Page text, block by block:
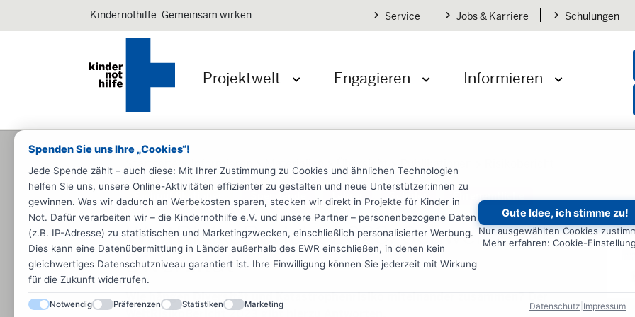
Spenden Sie uns Ihre „Cookies“!
Jede Spende zählt – auch diese: Mit Ihrer Zustimmung zu Cookies und ähnlichen Technologien
helfen Sie uns, unsere Online-Aktivitäten effizienter zu gestalten und neue Unterstützer:innen zu
gewinnen. Was wir dadurch an Werbekosten sparen, stecken wir direkt in Projekte für Kinder in
Not. Dafür verarbeiten wir – die Kindernothilfe e.V. und unsere Partner – personenbezogene Daten
(z.B. IP-Adresse) zu statistischen und Marketingzwecken, einschließlich personalisierter Werbung.
Dies kann eine Datenübermittlung in Länder außerhalb des EWR einschließen, in denen kein
gleichwertiges Datenschutzniveau garantiert ist. Ihre Einwilligung können Sie jederzeit mit Wirkung
für die Zukunft widerrufen.
Gute Idee, ich stimme zu!
Nur ausgewählten Cookies
Mehr erfahren: Cookie-
Notwendig Präferenzen Statistiken Marketing Datenschutz Impressum
Kindernothilfe. Gemeinsam wirken. Service Jobs & Karriere Schulungen
Projektwelt Engagieren Informieren
Startseite Informieren Materialien Übersicht Publikationen
Fachpublikationen Spendende Lehrer Schüler Ehrenamtliche
WeltRisikoBericht 2023: Schwerpunkt
Diversität
Wie hängen Diversität und Katastrophenrisiko miteinander zusammen? Der
WeltRisikoBericht 2023 gibt hierzu Antworten.